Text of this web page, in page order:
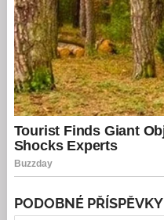
PODOBNÉ PŘÍSPĚVKY